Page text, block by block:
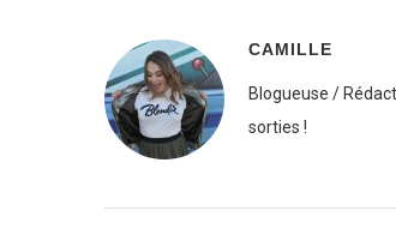
CAMILLE
Blogueuse /
sorties !